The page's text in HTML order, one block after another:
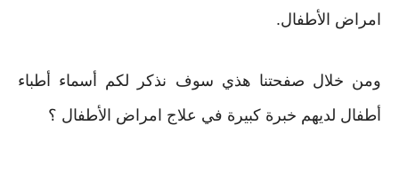
امراض الأطفال.
ومن خلال صفحتنا هذي سوف نذكر لكم أسماء أطباء
أطفال لديهم خبرة كبيرة في علاج امراض الأطفال ؟